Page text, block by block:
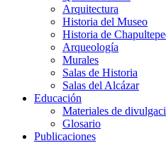
Arquitectura
Historia del Museo
Historia de
Arqueología
Murales
Salas de Historia
Salas del Alcázar
Educación
Materiales de
Glosario
Publicaciones